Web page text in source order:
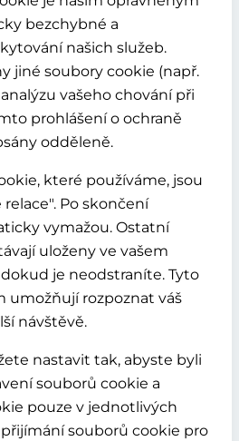
bezchybné a
našich služeb.
jiné soubory cookie (např.
vašeho chování při
prohlášení o ochraně
odděleně.
které používáme, jsou
Po skončení
vymažou. Ostatní
uloženy ve vašem
je neodstraníte. Tyto
umožňují rozpoznat váš
návštěvě.
nastavit tak, abyste byli
souborů cookie a
pouze v jednotlivých
souborů cookie pro